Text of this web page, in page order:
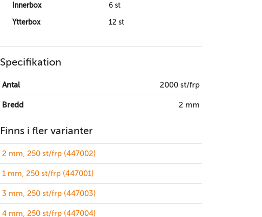
Innerbox 6 st
Ytterbox 12 st
Specifikation
Antal 2000 st/frp
Bredd 2 mm
Finns i fler varianter
2 mm, 250 st/frp (447002)
1 mm, 250 st/frp (447001)
3 mm, 250 st/frp (447003)
4 mm, 250 st/frp (447004)